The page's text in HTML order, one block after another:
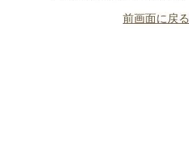
前画面に戻る